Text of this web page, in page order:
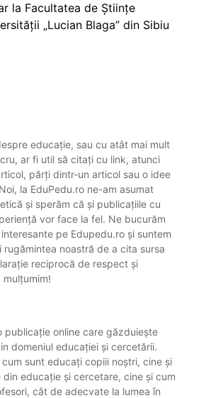
la Facultatea de Științe
„Lucian Blaga” din Sibiu
educație, sau cu atât mai mult
ar fi util să citați cu link, atunci
părți dintr-un articol sau o idee
la EduPedu.ro ne-am asumat
și sperăm că și publicațiile cu
vor face la fel. Ne bucurăm
pe Edupedu.ro și suntem
rugămintea noastră de a cita sursa
reciprocă de respect și
mulțumim!
publicație online care găzduiește
domeniul educației și cercetării.
sunt educați copiii noștri, cine și
educație și cercetare, cine și cum
cât de adecvate la lumea în